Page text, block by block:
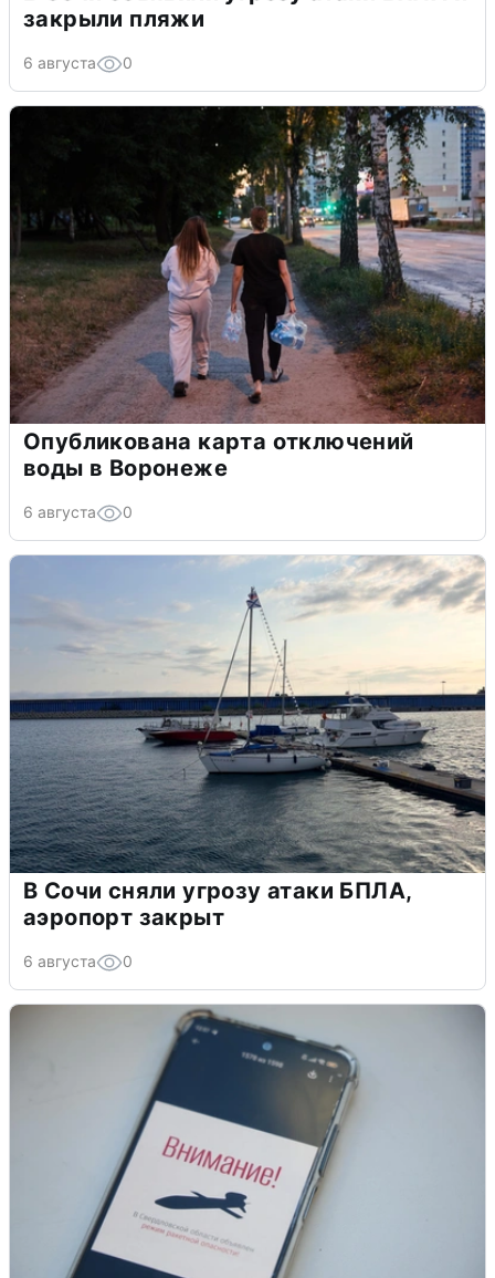
закрыли пляжи
6 августа 0
Опубликована карта отключений
воды в Воронеже
6 августа 0
В Сочи сняли угрозу атаки БПЛА,
аэропорт закрыт
6 августа 0